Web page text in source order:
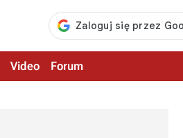
Video Forum